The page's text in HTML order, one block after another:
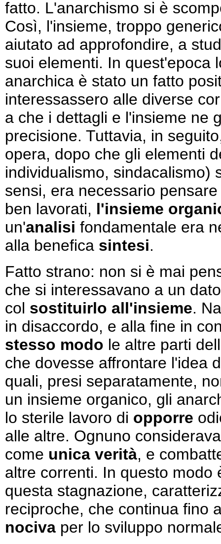
fatto. L'anarchismo si è
Così, l'insieme, troppo
aiutato ad approfondire, a
suoi elementi. In quest'epoca
anarchica è stato un fatto
interessassero alle diverse
a che i dettagli e l'insieme ne
precisione. Tuttavia, in
opera, dopo che gli elementi
individualismo, sindacalismo)
sensi, era necessario
ben lavorati, l'insieme
un'analisi fondamentale era
alla benefica sintesi.
Fatto strano: non si è mai
che si interessavano a un
col sostituirlo all'insieme.
in disaccordo, e alla fine in
stesso modo le altre parti
che dovesse affrontare l'idea
quali, presi separatamente,
un insieme organico, gli
lo sterile lavoro di opporre
alle altre. Ognuno
come unica verità, e
altre correnti. In questo modo
questa stagnazione,
reciproche, che continua fino
nociva per lo sviluppo